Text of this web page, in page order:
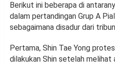
Berikut ini beberapa di
dalam pertandingan Grup A
sebagaimana disadur dari
Pertama, Shin Tae Yong
dilakukan Shin setelah melihat